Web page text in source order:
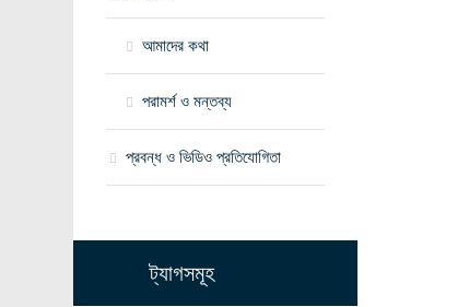
আমাদের কথা
পরামর্শ ও মন্তব্য
প্রবন্ধ ও ভিডিও প্রতিযোগিতা
ট্যাগসমূহ